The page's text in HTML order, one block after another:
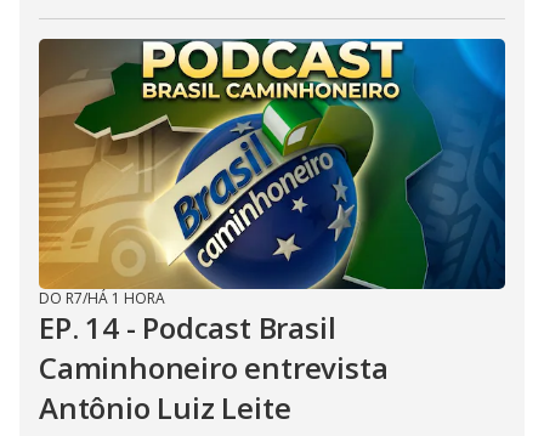
DO R7/HÁ 1 HORA
EP. 14 - Podcast Brasil
Caminhoneiro entrevista
Antônio Luiz Leite